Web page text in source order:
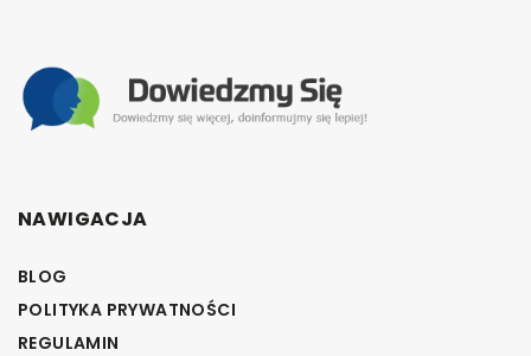
NAWIGACJA
BLOG
POLITYKA PRYWATNOŚCI
REGULAMIN